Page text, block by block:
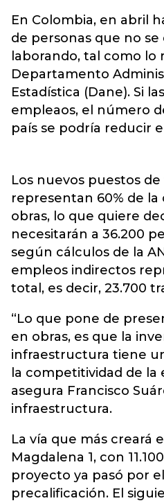
En Colombia, en abril
de personas que no
laborando, tal como lo
Departamento
Estadística (Dane). Si
empleaos, el número
país se podría reducir
Los nuevos puestos
representan 60% de
obras, lo que quiere
necesitarán a 36.200
según cálculos de la
empleos indirectos
total, es decir, 23.700
“Lo que pone de
en obras, es que la
infraestructura tiene
la competitividad de la
asegura Francisco
infraestructura.
La vía que más creará
Magdalena 1, con
proyecto ya pasó por
precalificación. El